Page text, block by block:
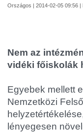
Országos | 2014-02-05 09:56 |
Nem az
vidéki főiskolák
Egyebek mellett
Nemzetközi
lényegesen